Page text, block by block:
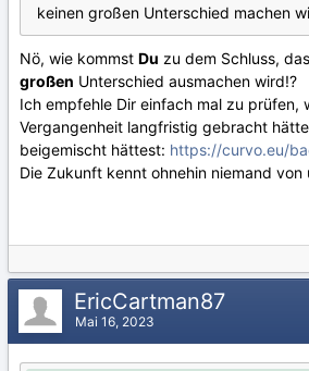
keinen großen Unterschied machen
Nö, wie kommst Du zu dem Schluss,
großen Unterschied ausmachen wird!?
Ich empfehle Dir einfach mal zu prüfen,
Vergangenheit langfristig gebracht
beigemischt hättest: https://curvo.eu/
Die Zukunft kennt ohnehin niemand von
EricCartman87
Mai 16, 2023